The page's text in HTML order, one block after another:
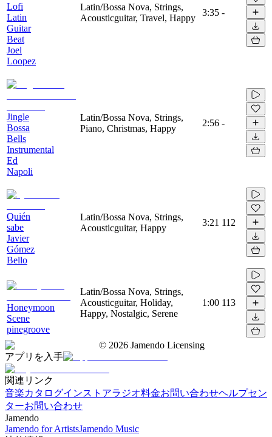
Lofi
Latin
Guitar
Beat
Joel
Loopez
Latin/Bossa Nova, Strings,
Acousticguitar, Travel, Happy
3:35 -
Jingle
Bossa
Bells
Instrumental
Ed
Napoli
Latin/Bossa Nova, Strings,
Piano, Christmas, Happy
2:56 -
Quién
sabe
Javier
Gómez
Bello
Latin/Bossa Nova, Strings,
Acousticguitar, Happy
3:21 112
Honeymoon
Scene
pinegroove
Latin/Bossa Nova, Strings,
Acousticguitar, Holiday,
Happy, Nostalgic, Serene
1:00 113
© 2026 Jamendo Licensing
アプリを入手
関連リンク
音楽カタログインストアラジオ料金お問い合わせヘルプセン
ターお問い合わせ
Jamendo
Jamendo for ArtistsJamendo Music